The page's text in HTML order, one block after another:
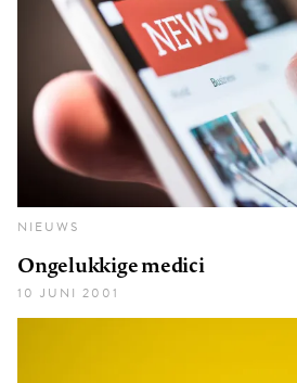
NIEUWS
Ongelukkige medici
10 JUNI 2001